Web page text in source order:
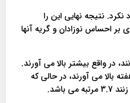
نکرد. نتیجه نهایی این را
احساس نوزادان و گریه آنها
در واقع بیشتر بالا می آورند.
بالا می آورند، در حالی که
باشد.